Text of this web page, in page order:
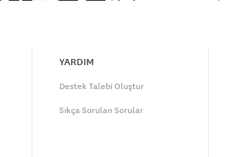
YARDIM
Destek Talebi Oluştur
Sıkça Sorulan Sorular